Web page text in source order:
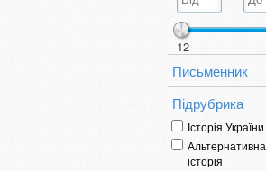
12
Письменник
Підрубрика
Історія України
Альтернативна
історія